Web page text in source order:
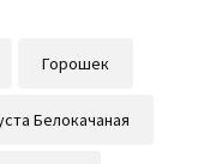
Горошек
Белокачаная